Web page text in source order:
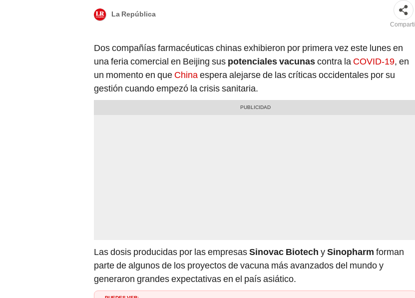
La República
Compartir
Dos compañías farmacéuticas chinas exhibieron por primera vez este lunes en
una feria comercial en Beijing sus potenciales vacunas contra la COVID-19 , en
un momento en que China espera alejarse de las críticas occidentales por su
gestión cuando empezó la crisis sanitaria.
Las dosis producidas por las empresas Sinovac Biotech y Sinopharm forman
parte de algunos de los proyectos de vacuna más avanzados del mundo y
generaron grandes expectativas en el país asiático.
PUEDES VER: